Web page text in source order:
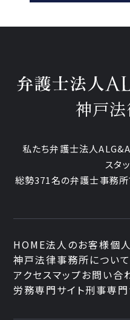
神戸
私たち弁護士法人
スタ
総勢371名の弁護士事務所
HOME法人のお客様個
神戸法律事務所について
アクセスマップお問い合
労務専門サイト刑事専門